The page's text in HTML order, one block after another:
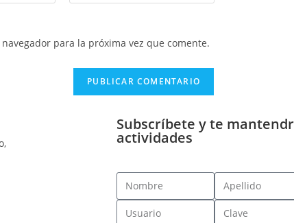
para la próxima vez que comente.
Subscríbete y te
actividades